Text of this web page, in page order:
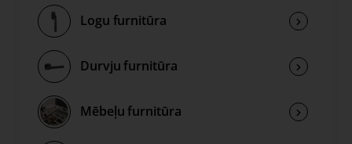
Logu furnitūra
Durvju furnitūra
Mēbeļu furnitūra